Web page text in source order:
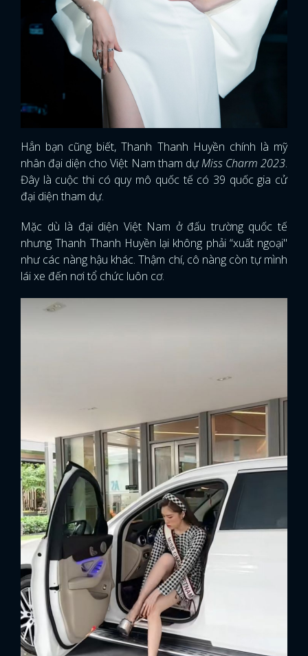
Hẳn bạn cũng biết, Thanh Thanh Huyền chính là mỹ
nhân đại diện cho Việt Nam tham dựMiss Charm 2023.
Đây là cuộc thi có quy mô quốc tế có 39 quốc gia cử
đại diện tham dự.
Mặc dù là đại diện Việt Nam ở đấu trường quốc tế
nhưng Thanh Thanh Huyền lại không phải “xuất ngoại"
như các nàng hậu khác. Thậm chí, cô nàng còn tự mình
lái xe đến nơi tổ chức luôn cơ.